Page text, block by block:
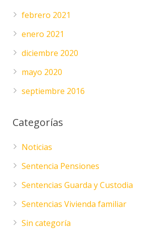
febrero 2021
enero 2021
diciembre 2020
mayo 2020
septiembre 2016
Categorías
Noticias
Sentencia Pensiones
Sentencias Guarda y Custodia
Sentencias Vivienda familiar
Sin categoría